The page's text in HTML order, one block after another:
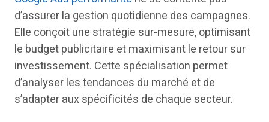
d’assurer la gestion quotidienne des campagnes.
Elle conçoit une stratégie sur-mesure, optimisant
le budget publicitaire et maximisant le retour sur
investissement. Cette spécialisation permet
d’analyser les tendances du marché et de
s’adapter aux spécificités de chaque secteur.